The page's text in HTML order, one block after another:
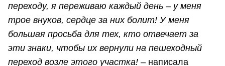
переходу, я переживаю каждый день – у меня
трое внуков, сердце за них болит! У меня
большая просьба для тех, кто отвечает за
эти знаки, чтобы их вернули на пешеходный
переход возле этого участка! – написала